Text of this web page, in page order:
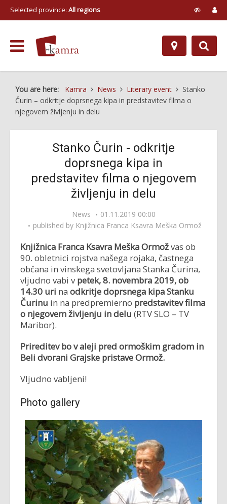
Selected province: All regions
You are here: Kamra News Literary event
Stanko
Čurin – odkritje doprsnega kipa in predstavitev filma o
njegovem življenju in delu
Stanko Čurin - odkritje
doprsnega kipa in
predstavitev filma o njegovem
življenju in delu
News
01.11.2019 00:00
published by Knjižnica Franca Ksavra Meška Ormož
Knjižnica Franca Ksavra Meška Ormožvas ob
90. obletnici rojstva našega rojaka, častnega
občana in vinskega svetovljana Stanka Čurina,
vljudno vabi vpetek, 8. novembra 2019, ob
14.30 uri na odkritje doprsnega kipa Stanku
Čurinu in na predpremierno predstavitev filma
o njegovem življenju in delu (RTV SLO – TV
Maribor).
Prireditev bo v aleji pred ormoškim gradom in
Beli dvorani Grajske pristave Ormož.
Vljudno vabljeni!
Photo gallery